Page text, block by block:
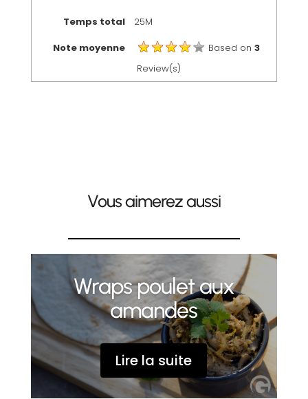
Temps total
25M
Note moyenne
Based on 3
Review(s)
Vous aimerez aussi
Wraps poulet aux
amandes
Lire la suite